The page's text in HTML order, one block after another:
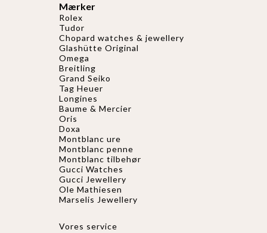
Mærker
Rolex
Tudor
Chopard watches & jewellery
Glashütte Original
Omega
Breitling
Grand Seiko
Tag Heuer
Longines
Baume & Mercier
Oris
Doxa
Montblanc ure
Montblanc penne
Montblanc tilbehør
Gucci Watches
Gucci Jewellery
Ole Mathiesen
Marselis Jewellery
Vores service